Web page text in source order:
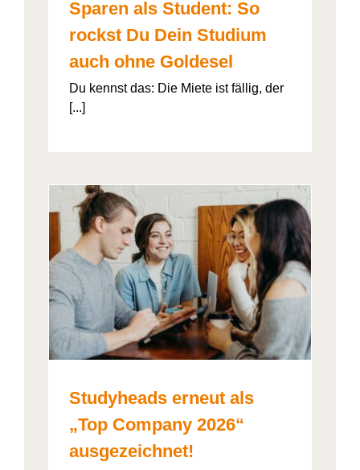
Sparen als Student: So
rockst Du Dein Studium
auch ohne Goldesel
Du kennst das: Die Miete ist fällig, der
[...]
Studyheads erneut als
„Top Company 2026“
ausgezeichnet!